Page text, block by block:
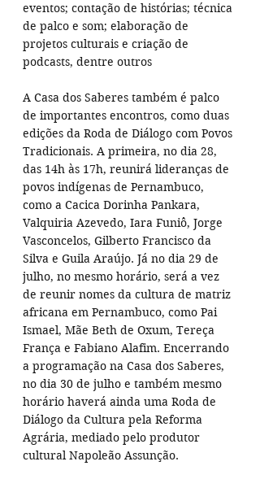
eventos; contação de histórias; técnica
de palco e som; elaboração de
projetos culturais e criação de
podcasts, dentre outros
A Casa dos Saberes também é palco
de importantes encontros, como duas
edições da Roda de Diálogo com Povos
Tradicionais. A primeira, no dia 28,
das 14h às 17h, reunirá lideranças de
povos indígenas de Pernambuco,
como a Cacica Dorinha Pankara,
Valquiria Azevedo, Iara Funiô, Jorge
Vasconcelos, Gilberto Francisco da
Silva e Guila Araújo. Já no dia 29 de
julho, no mesmo horário, será a vez
de reunir nomes da cultura de matriz
africana em Pernambuco, como Pai
Ismael, Mãe Beth de Oxum, Tereça
França e Fabiano Alafim. Encerrando
a programação na Casa dos Saberes,
no dia 30 de julho e também mesmo
horário haverá ainda uma Roda de
Diálogo da Cultura pela Reforma
Agrária, mediado pelo produtor
cultural Napoleão Assunção.